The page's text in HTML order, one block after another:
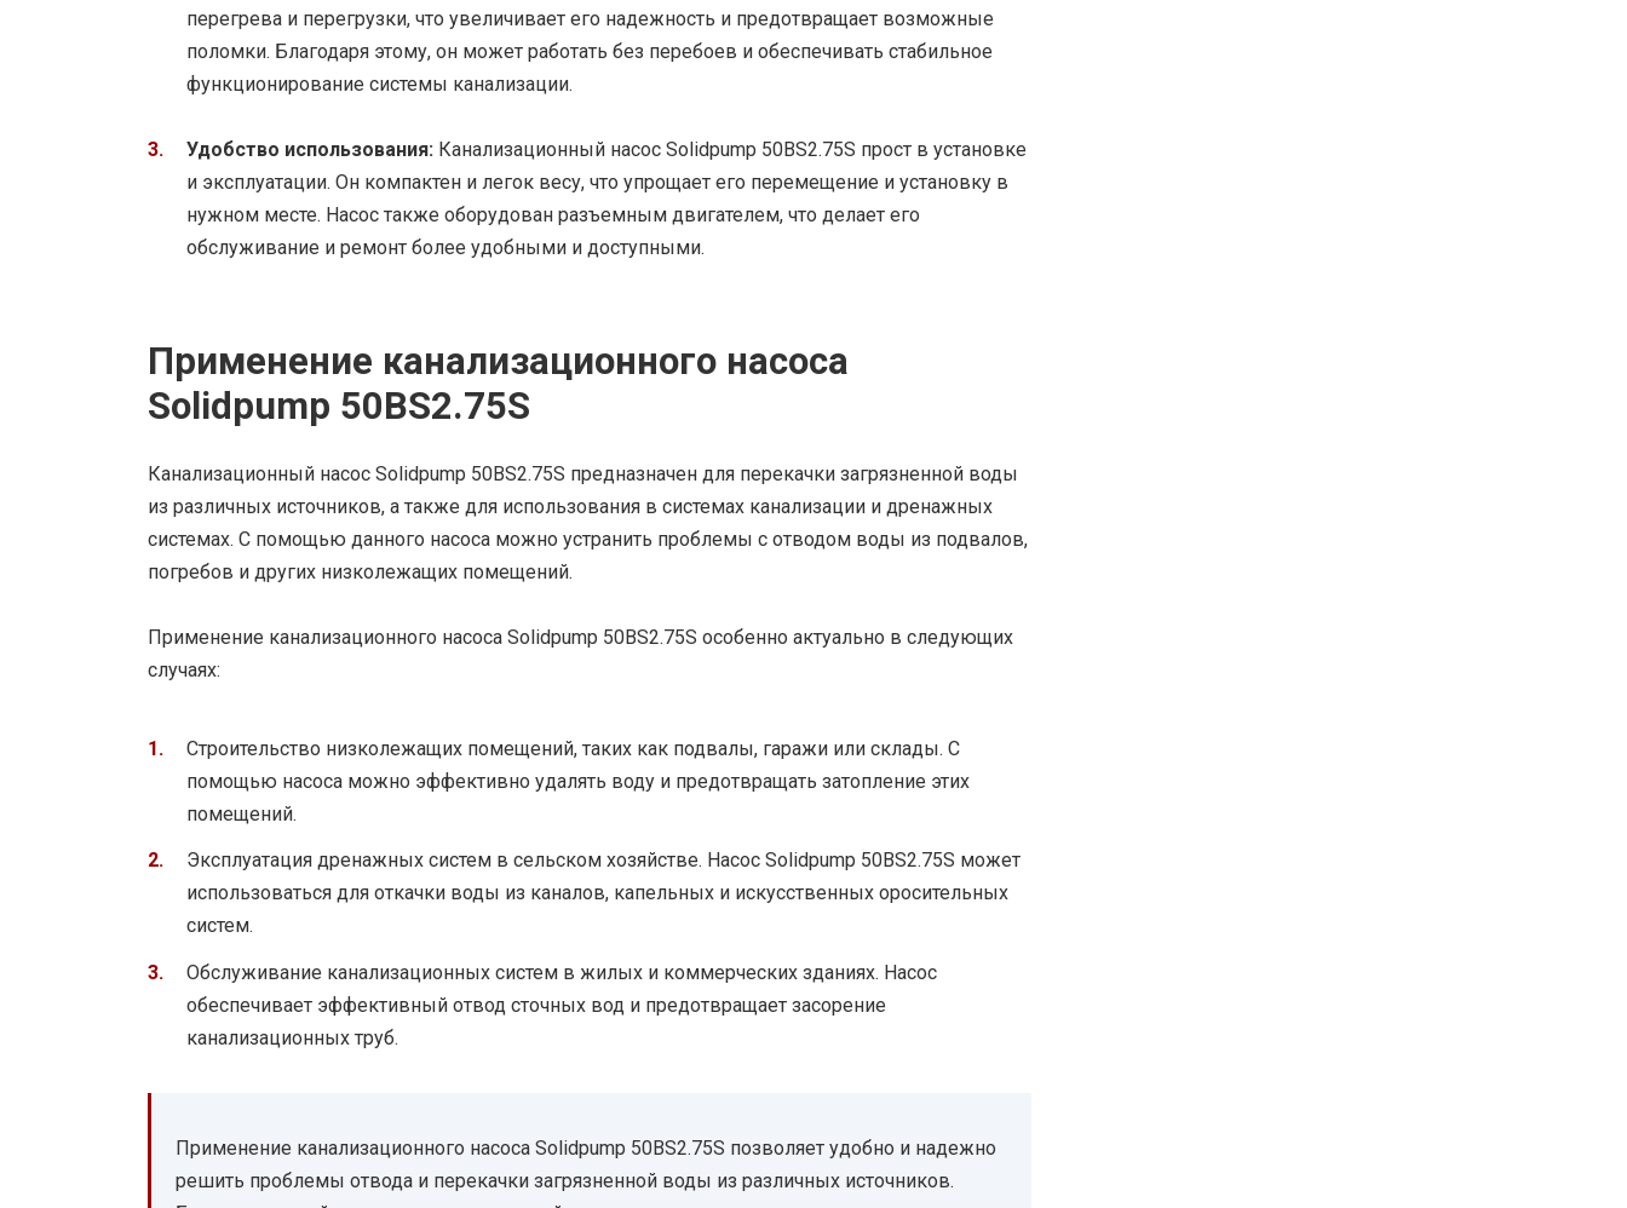
перегрева и перегрузки, что увеличивает его надежность и предотвращает возможные
поломки. Благодаря этому, он может работать без перебоев и обеспечивать стабильное
функционирование системы канализации.
Удобство использования: Канализационный насос Solidpump 50BS2.75S прост в установке
и эксплуатации. Он компактен и легок весу, что упрощает его перемещение и установку в
нужном месте. Насос также оборудован разъемным двигателем, что делает его
обслуживание и ремонт более удобными и доступными.
Применение канализационного насоса
Solidpump 50BS2.75S
Канализационный насос Solidpump 50BS2.75S предназначен для перекачки загрязненной воды
из различных источников, а также для использования в системах канализации и дренажных
системах. С помощью данного насоса можно устранить проблемы с отводом воды из подвалов,
погребов и других низколежащих помещений.
Применение канализационного насоса Solidpump 50BS2.75S особенно актуально в следующих
случаях:
Строительство низколежащих помещений, таких как подвалы, гаражи или склады. С
помощью насоса можно эффективно удалять воду и предотвращать затопление этих
помещений.
Эксплуатация дренажных систем в сельском хозяйстве. Насос Solidpump 50BS2.75S может
использоваться для откачки воды из каналов, капельных и искусственных оросительных
систем.
Обслуживание канализационных систем в жилых и коммерческих зданиях. Насос
обеспечивает эффективный отвод сточных вод и предотвращает засорение
канализационных труб.
Применение канализационного насоса Solidpump 50BS2.75S позволяет удобно и надежно
решить проблемы отвода и перекачки загрязненной воды из различных источников.